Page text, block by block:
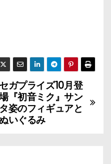
セガプライズ10月登
『初音ミク』サン
タ姿のフィギュアと
ぬいぐるみ